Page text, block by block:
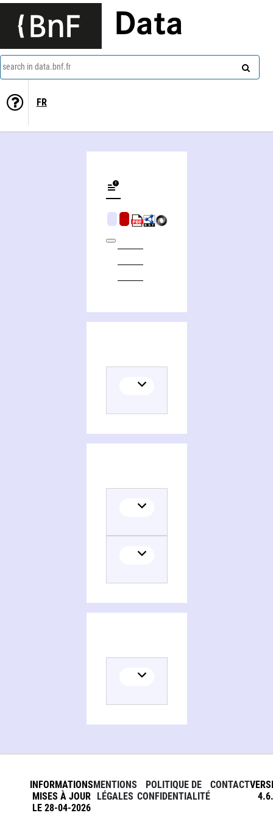
Data
search in data.bnf.fr
FR
INFORMATIONS
MISES À JOUR
LE 28-04-2026
MENTIONS
LÉGALES
POLITIQUE DE
CONFIDENTIALITÉ
CONTACT